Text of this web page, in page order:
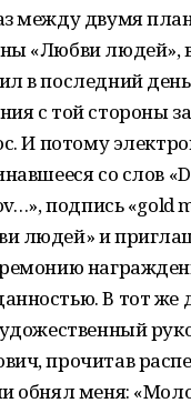
между двумя
«Любви людей»,
в последний
с той стороны
И потому
со слов
подпись «gold
людей» и
В тот же
прочитав
обнял меня: